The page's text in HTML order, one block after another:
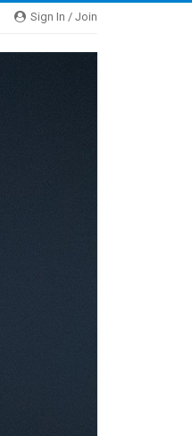
Sign In / Join